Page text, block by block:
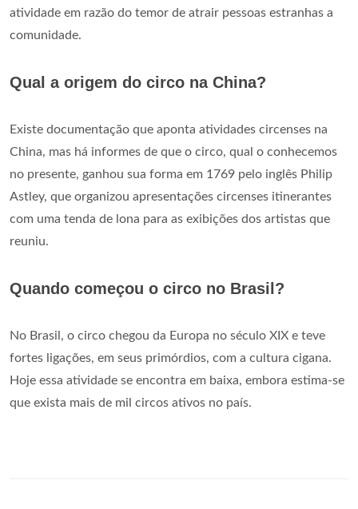
atividade em razão do temor de atrair pessoas estranhas a
comunidade.
Qual a origem do circo na China?
Existe documentação que aponta atividades circenses na
China, mas há informes de que o circo, qual o conhecemos
no presente, ganhou sua forma em 1769 pelo inglês Philip
Astley, que organizou apresentações circenses itinerantes
com uma tenda de lona para as exibições dos artistas que
reuniu.
Quando começou o circo no Brasil?
No Brasil, o circo chegou da Europa no século XIX e teve
fortes ligações, em seus primórdios, com a cultura cigana.
Hoje essa atividade se encontra em baixa, embora estima-se
que exista mais de mil circos ativos no país.